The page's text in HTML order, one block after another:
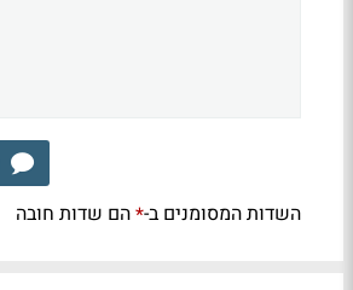
השדות המסומנים ב-*הם שדות חובה